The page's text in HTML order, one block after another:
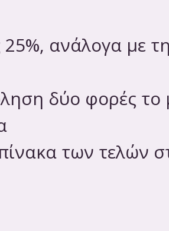
ανάλογα με
δύο φορές
των τελών